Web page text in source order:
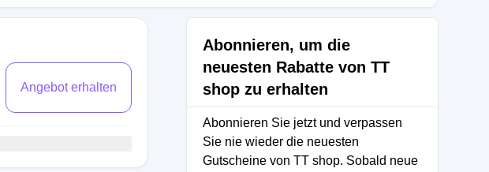
Angebot erhalten
Abonnieren, um die
neuesten Rabatte von TT
shop zu erhalten
Abonnieren Sie jetzt und verpassen
Sie nie wieder die neuesten
Gutscheine von TT shop. Sobald neue